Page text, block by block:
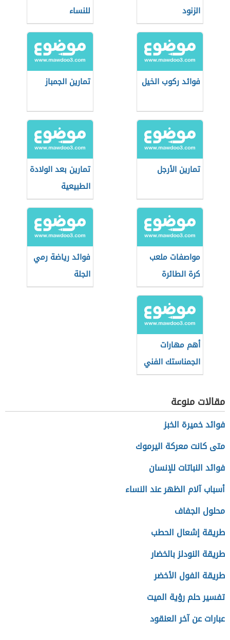
الزنود
للنساء
فوائد ركوب الخيل تمارين الجمباز
تمارين الأرجل
تمارين بعد الولادة
الطبيعية
مواصفات ملعب
كرة الطائرة
الشاطئية
فوائد رياضة رمي
الجلة
أهم مهارات
الجمناستك الفني
مقالات منوعة
فوائد خميرة الخبز
متى كانت معركة اليرموك
فوائد النباتات للإنسان
أسباب آلام الظهر عند النساء
محلول الجفاف
طريقة إشعال الحطب
طريقة النودلز بالخضار
طريقة الفول الأخضر
تفسير حلم رؤية الميت
عبارات عن آخر العنقود